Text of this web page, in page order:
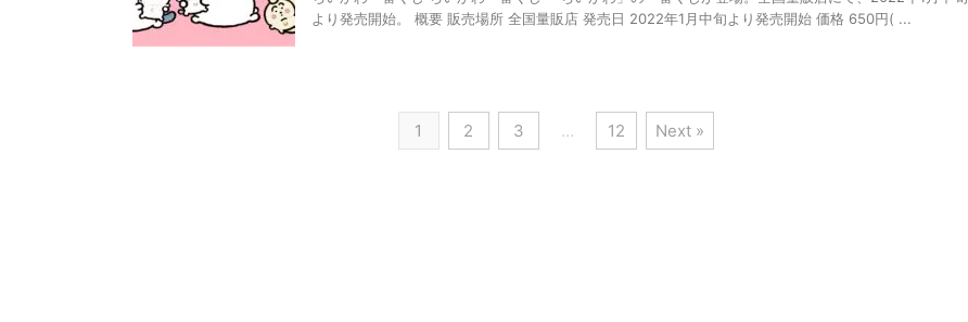
より発売開始。 概要 販売場所 全国量販店 発売日 2022年1月中旬より発売開始 価格 650円( ...
1 2 3 … 12 Next »